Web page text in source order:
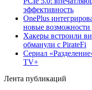
эффективность
OnePlus
новые возможности
Хакеры встроили
обманули с PirateFi
Сериал
TV+
Лента публикаций